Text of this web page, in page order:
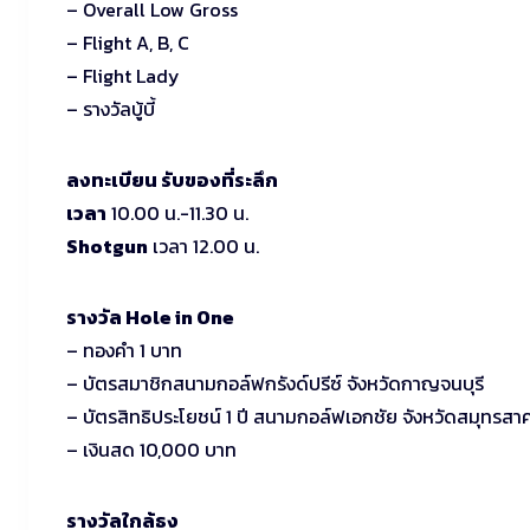
– Overall Low Gross
– Flight A, B, C
– Flight Lady
– รางวัลบู้บี้
ลงทะเบียน รับของที่ระลึก
เวลา 10.00 น.-11.30 น.
Shotgun เวลา 12.00 น.
รางวัล Hole in One
– ทองคำ 1 บาท
– บัตรสมาชิกสนามกอล์ฟกรังด์ปรีซ์ จังหวัดกาญจนบุรี
– บัตรสิทธิประโยชน์ 1 ปี สนามกอล์ฟเอกชัย จังหวัดสมุทรสา
– เงินสด 10,000 บาท
รางวัลใกล้ธง